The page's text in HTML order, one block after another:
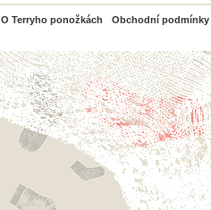
O Terryho ponožkách Obchodní podmínky
PayPal